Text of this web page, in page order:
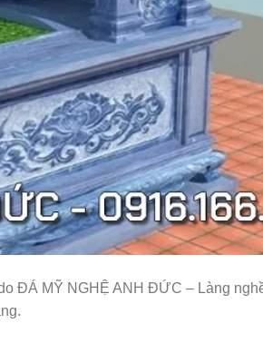
ĐÁ MỸ NGHỆ ANH ĐỨC – Làng